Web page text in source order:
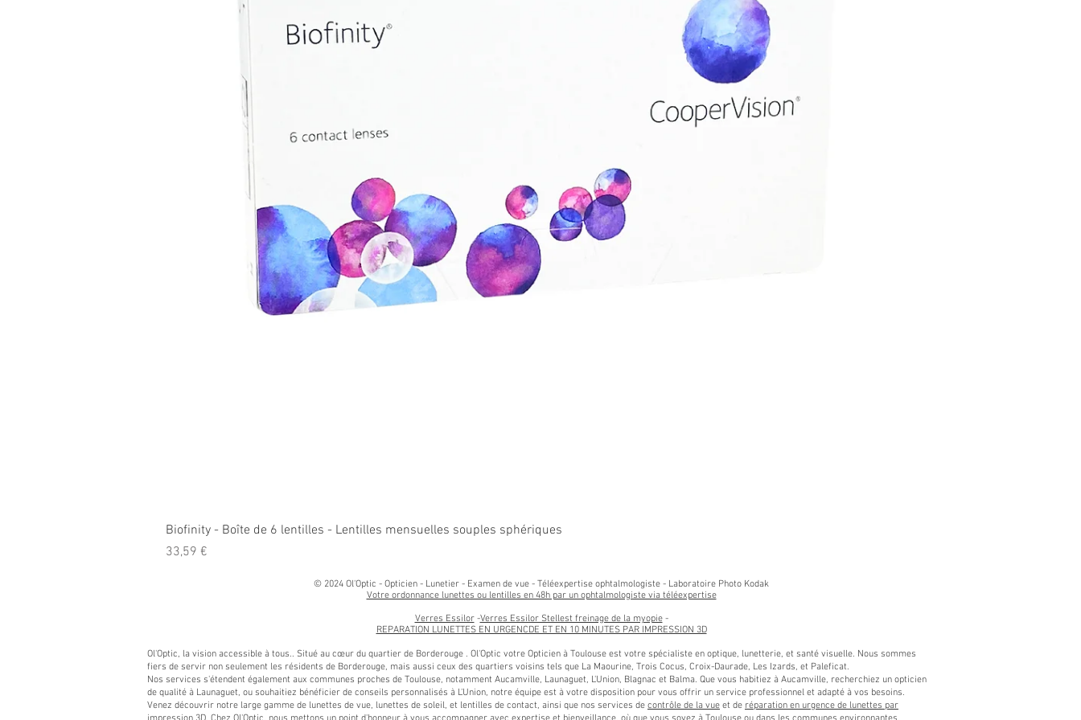
Aperçu rapide
Biofinity - Boîte de 6 lentilles - Lentilles mensuelles souples sphériques
Prix
33,59 €
© 2024 Ol'Optic - Opticien - Lunetier - Examen de vue - Téléexpertise ophtalmologiste - Laboratoire Photo Kodak​
Votre ordonnance lunettes ou lentilles en 48h par un ophtalmologiste via téléexpertise
Verres Essilor-Verres Essilor Stellest freinage de la myopie-
REPARATION LUNETTES EN URGENCDE ET EN 10 MINUTES PAR IMPRESSION 3D
Ol'Optic, la vision accessible à tous.. Situé au cœur du quartier de Borderouge . Ol'Optic votre Opticien à Toulouse est votre spécialiste en optique, lunetterie, et santé visuelle. Nous sommes
fiers de servir non seulement les résidents de Borderouge, mais aussi ceux des quartiers voisins tels que La Maourine, Trois Cocus, Croix-Daurade, Les Izards, et Paleficat.
Nos services s'étendent également aux communes proches de Toulouse, notamment Aucamville, Launaguet, L'Union, Blagnac et Balma. Que vous habitiez à Aucamville, recherchiez un opticien
de qualité à Launaguet, ou souhaitiez bénéficier de conseils personnalisés à L'Union, notre équipe est à votre disposition pour vous offrir un service professionnel et adapté à vos besoins.
Venez découvrir notre large gamme de lunettes de vue, lunettes de soleil, et lentilles de contact, ainsi que nos services de contrôle de la vue et de réparation en urgence de lunettes par